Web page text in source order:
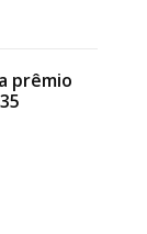
prêmio